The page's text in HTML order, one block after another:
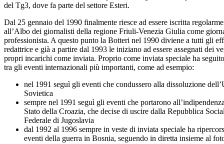
del Tg3, dove fa parte del settore Esteri.
Dal 25 gennaio del 1990 finalmente riesce ad essere iscritta
all’Albo dei giornalisti della regione Friuli-Venezia Giulia come
professionista. A questo punto la Botteri nel 1990 diviene a tutti gli
redattrice e già a partire dal 1993 le iniziano ad essere assegnati dei
propri incarichi come inviata. Proprio come inviata speciale ha
tra gli eventi internazionali più importanti, come ad esempio:
nel 1991 seguì gli eventi che condussero alla dissoluzione
Sovietica
sempre nel 1991 seguì gli eventi che portarono
Stato della Croazia, che decise di uscire dalla Repubblica
Federale di Jugoslavia
dal 1992 al 1996 sempre in veste di inviata speciale ha
eventi della guerra in Bosnia, seguendo in diretta insieme al